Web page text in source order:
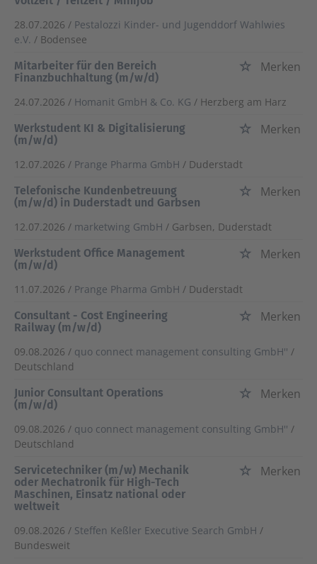
28.07.2026 / Pestalozzi Kinder- und Jugenddorf Wahlwies
e.V. / Bodensee
Mitarbeiter für den Bereich
Finanzbuchhaltung (m/w/d)
Merken
24.07.2026 / Homanit GmbH & Co. KG / Herzberg am Harz
Werkstudent KI & Digitalisierung
(m/w/d)
Merken
12.07.2026 / Prange Pharma GmbH / Duderstadt
Telefonische Kundenbetreuung
(m/w/d) in Duderstadt und Garbsen
Merken
12.07.2026 / marketwing GmbH / Garbsen, Duderstadt
Werkstudent Office Management
(m/w/d)
Merken
11.07.2026 / Prange Pharma GmbH / Duderstadt
Consultant - Cost Engineering
Railway (m/w/d)
Merken
09.08.2026 / quo connect management consulting GmbH'' /
Deutschland
Junior Consultant Operations
(m/w/d)
Merken
09.08.2026 / quo connect management consulting GmbH'' /
Deutschland
Servicetechniker (m/w) Mechanik
oder Mechatronik für High-Tech
Maschinen, Einsatz national oder
weltweit
Merken
09.08.2026 / Steffen Keßler Executive Search GmbH /
Bundesweit